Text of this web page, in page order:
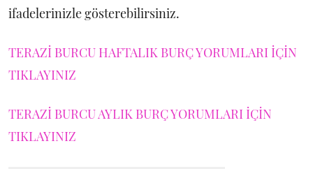
ifadelerinizle gösterebilirsiniz.
TERAZİ BURCU HAFTALIK BURÇ YORUMLARI İÇİN
TIKLAYINIZ
TERAZİ BURCU AYLIK BURÇ YORUMLARI İÇİN
TIKLAYINIZ